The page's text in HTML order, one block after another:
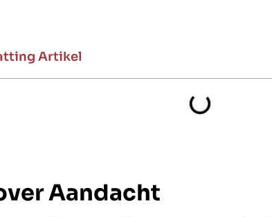
Artikel
Aandacht